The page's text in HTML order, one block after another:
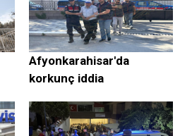
Afyonkarahisar'da
korkunç iddia